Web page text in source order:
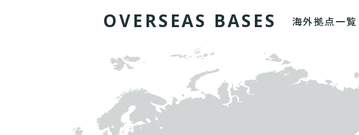
OVE RS EAS BAS ES 海外拠点一覧